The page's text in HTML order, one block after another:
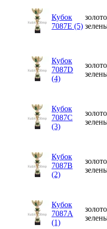
Кубок
7087E (5)
Кубок
7087D
(4)
Кубок
7087C
(3)
Кубок
7087B
(2)
Кубок
7087A
(1)